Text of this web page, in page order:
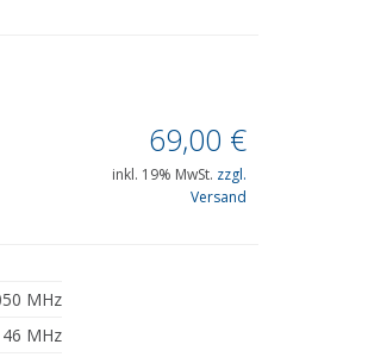
69,00 €
inkl. 19% MwSt. zzgl.
Versand
MHz
MHz